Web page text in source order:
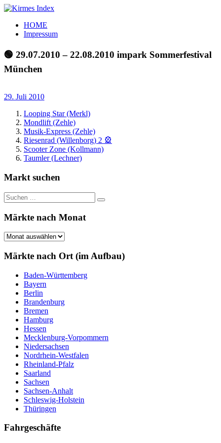
Zum
springen
Kirmes
Index
Tourpläne
der
letzten
Jahre
HOME
Impressum
🟢 29.07.2010 – 22.08.2010 impark Sommerfestival
München
29. Juli 2010
Looping Star (Merkl)
Mondlift (Zehle)
Musik-Express (Zehle)
Riesenrad (Willenborg) 2 🎡
Scooter Zone (Kollmann)
Taumler (Lechner)
Markt suchen
Suchen
nach:
Suchen
Märkte nach Monat
Märkte
Monat
Märkte nach Ort (im Aufbau)
Baden-Württemberg
Bayern
Berlin
Brandenburg
Bremen
Hamburg
Hessen
Mecklenburg-Vorpommern
Niedersachsen
Nordrhein-Westfalen
Rheinland-Pfalz
Saarland
Sachsen
Sachsen-Anhalt
Schleswig-Holstein
Thüringen
Fahrgeschäfte